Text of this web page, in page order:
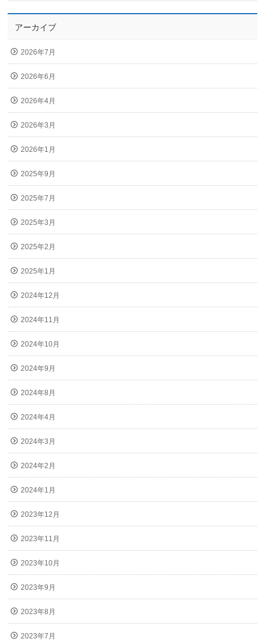
アーカイブ
2026年7月
2026年6月
2026年4月
2026年3月
2026年1月
2025年9月
2025年7月
2025年3月
2025年2月
2025年1月
2024年12月
2024年11月
2024年10月
2024年9月
2024年8月
2024年4月
2024年3月
2024年2月
2024年1月
2023年12月
2023年11月
2023年10月
2023年9月
2023年8月
2023年7月